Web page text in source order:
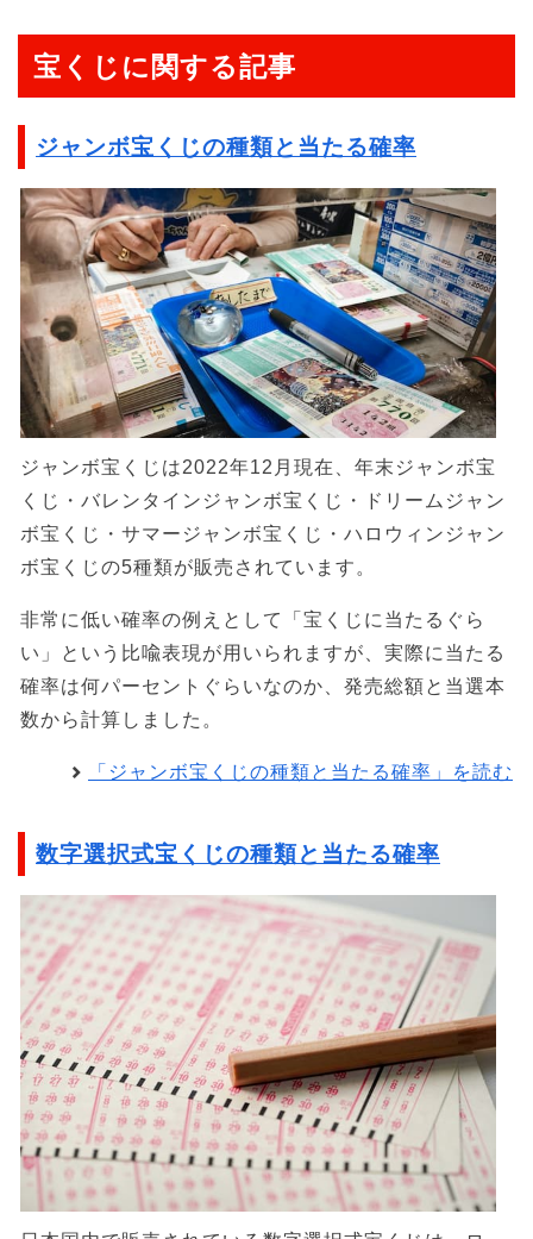
宝くじに関する記事
ジャンボ宝くじの種類と当たる確率
ジャンボ宝くじは2022年12月現在、年末ジャンボ宝
くじ・バレンタインジャンボ宝くじ・ドリームジャン
ボ宝くじ・サマージャンボ宝くじ・ハロウィンジャン
ボ宝くじの5種類が販売されています。
非常に低い確率の例えとして「宝くじに当たるぐら
い」という比喩表現が用いられますが、実際に当たる
確率は何パーセントぐらいなのか、発売総額と当選本
数から計算しました。
「ジャンボ宝くじの種類と当たる確率」を読む
数字選択式宝くじの種類と当たる確率